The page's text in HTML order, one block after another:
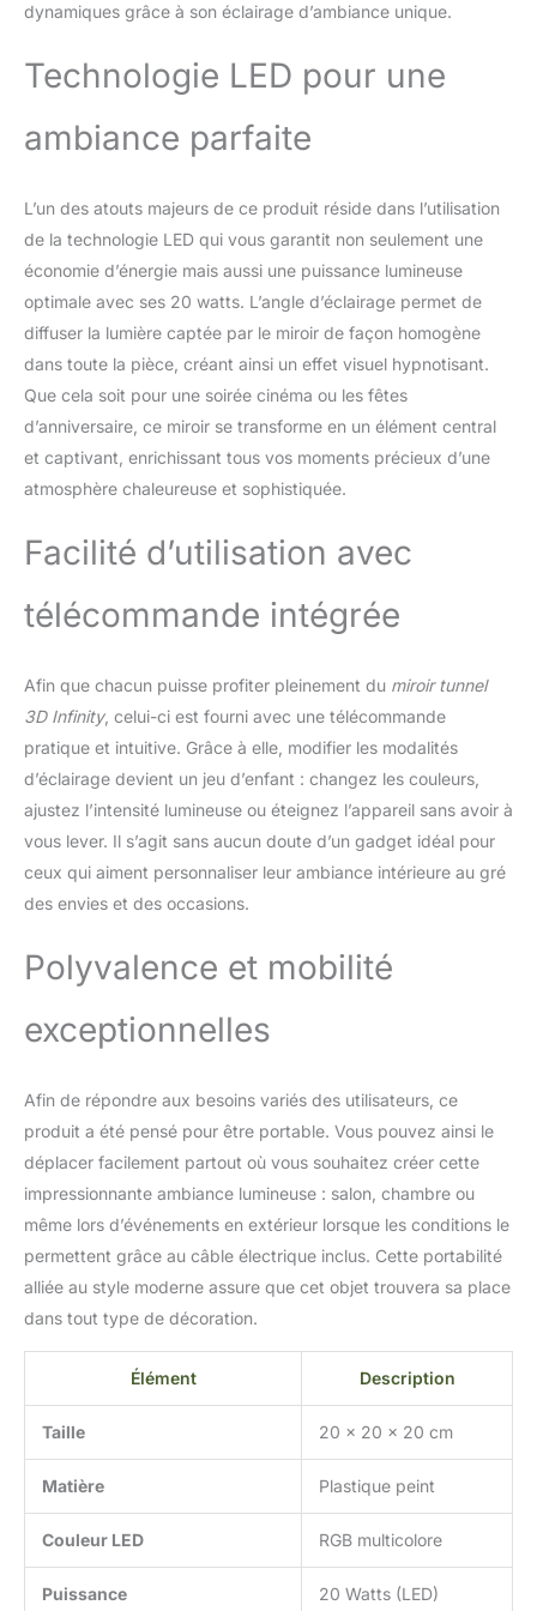
maison, ou sur un manteau,
une commode. [Alimenté par
USB] Alimenté par USB,
d'éclairage fascinants avec
présenter des effets optiques
vraiment incroyables !
Utilisation intérieure et
Pâques, vacances en famille
et décoration de fête ou
comme cadeau pour les
enfants. [Dimensions] 20cm
x 20cm x 20cm. Miroir
les lumières LED, les miroirs,
les décorations. Avec la
lumière peut sauter avec la
musique, avec 200 modes
musicaux. [Tunnel Light
miroir pendant la journée et
une charmante lumière de
tunnel la nuit. L'illusion infinie
des lumières du tunnel crée
des effets de lumière
fascinants, des centaines
d'illusions spectaculaires de
lumière rougeoyante
la chambre des enfants, la
convient aux fêtes,
anniversaires, mariages,
dynamiques grâce à son éclairage d’ambiance unique.
Technologie LED pour une
ambiance parfaite
L’un des atouts majeurs de ce produit réside dans l’utilisation
de la technologie LED qui vous garantit non seulement une
économie d’énergie mais aussi une puissance lumineuse
optimale avec ses 20 watts. L’angle d’éclairage permet de
diffuser la lumière captée par le miroir de façon homogène
dans toute la pièce, créant ainsi un effet visuel hypnotisant.
Que cela soit pour une soirée cinéma ou les fêtes
d’anniversaire, ce miroir se transforme en un élément central
et captivant, enrichissant tous vos moments précieux d’une
atmosphère chaleureuse et sophistiquée.
Facilité d’utilisation avec
télécommande intégrée
Afin que chacun puisse profiter pleinement du miroir tunnel
3D Infinity, celui-ci est fourni avec une télécommande
pratique et intuitive. Grâce à elle, modifier les modalités
d’éclairage devient un jeu d’enfant : changez les couleurs,
ajustez l’intensité lumineuse ou éteignez l’appareil sans avoir à
vous lever. Il s’agit sans aucun doute d’un gadget idéal pour
ceux qui aiment personnaliser leur ambiance intérieure au gré
des envies et des occasions.
Polyvalence et mobilité
exceptionnelles
Afin de répondre aux besoins variés des utilisateurs, ce
produit a été pensé pour être portable. Vous pouvez ainsi le
déplacer facilement partout où vous souhaitez créer cette
impressionnante ambiance lumineuse : salon, chambre ou
même lors d’événements en extérieur lorsque les conditions le
permettent grâce au câble électrique inclus. Cette portabilité
alliée au style moderne assure que cet objet trouvera sa place
dans tout type de décoration.
Élément Description
Taille 20 x 20 x 20 cm
Matière Plastique peint
Couleur LED RGB multicolore
Puissance 20 Watts (LED)